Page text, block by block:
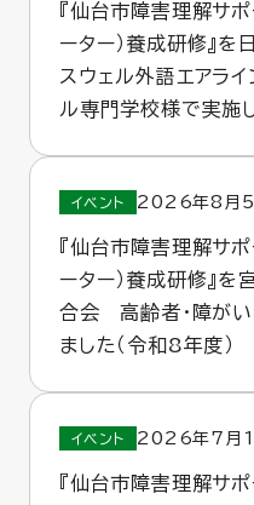
『仙台市障害理解サポ
ーター）養成研修』
スウェル外語エアラ
ル専門学校様で実施
イベント 2026年8月5
『仙台市障害理解サポ
ーター）養成研修』
合会 高齢者・障が
ました（令和8年度）
イベント 2026年7月15
『仙台市障害理解サポ